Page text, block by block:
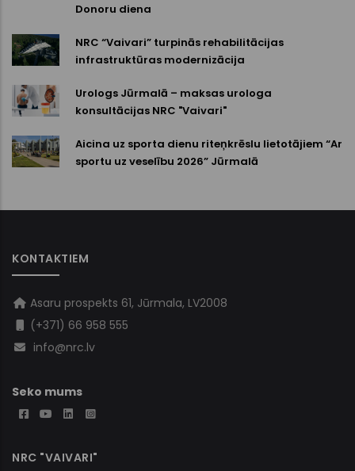
Donoru diena
NRC “Vaivari” turpinās rehabilitācijas
infrastruktūras modernizācija
Urologs Jūrmalā – maksas urologa
konsultācijas NRC "Vaivari"
Aicina uz sporta dienu riteņkrēslu lietotājiem “Ar
sportu uz veselību 2026” Jūrmalā
KONTAKTIEM
Asaru prospekts 61, Jūrmala, LV2008
(+371) 66 958 555
info@nrc.lv
Seko mums
NRC "VAIVARI"